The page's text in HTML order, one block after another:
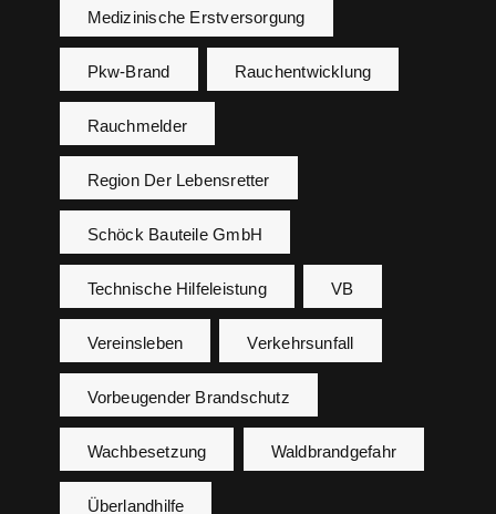
Medizinische Erstversorgung
Pkw-Brand Rauchentwicklung
Rauchmelder
Region Der Lebensretter
Schöck Bauteile GmbH
Technische Hilfeleistung VB
Vereinsleben Verkehrsunfall
Vorbeugender Brandschutz
Wachbesetzung Waldbrandgefahr
Überlandhilfe